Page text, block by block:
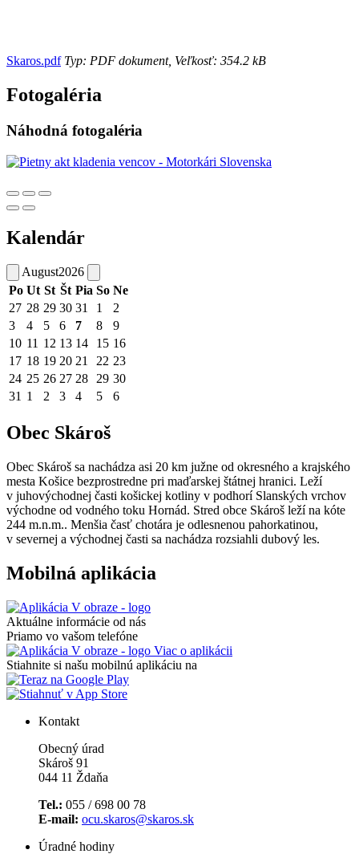
Skaros.pdfTyp: PDF dokument, Veľkosť: 354.2 kB
Fotogaléria
Náhodná fotogaléria
Kalendár
August2026
Po Ut St Št Pia So Ne
27 28 29 30 31 1
2
3
4 5 6 7 8
9
10 11 12 13 14 15 16
17 18 19 20 21 22 23
24 25 26 27 28 29 30
31 1 2 3 4 5 6
Obec Skároš
Obec Skároš sa nachádza asi 20 km južne od okresného a krajského
mesta Košice bezprostredne pri maďarskej štátnej hranici. Leží
v juhovýchodnej časti košickej kotliny v podhorí Slanských vrchov
východne od vodného toku Hornád. Stred obce Skároš leží na kóte
244 m.n.m.. Menšia časť chotára je odlesnenou pahorkatinou,
v severnej a východnej časti sa nachádza rozsiahli dubový les.
Mobilná aplikácia
Aktuálne informácie od nás
Priamo vo vašom telefóne
Viac o aplikácii
Stiahnite si našu mobilnú aplikáciu na
Kontakt
Obecný úrad
Skároš 91
044 11 Ždaňa
Tel.: 055 / 698 00 78
E-mail: ocu.skaros@skaros.sk
Úradné hodiny